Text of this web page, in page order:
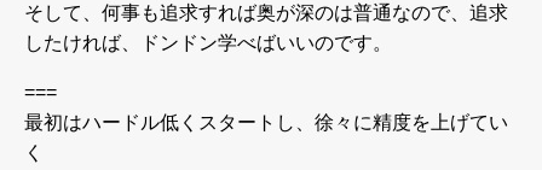
そして、何事も追求すれば奥が深のは普通なので、追求
したければ、ドンドン学べばいいのです。
===
最初はハードル低くスタートし、徐々に精度を上げてい
く